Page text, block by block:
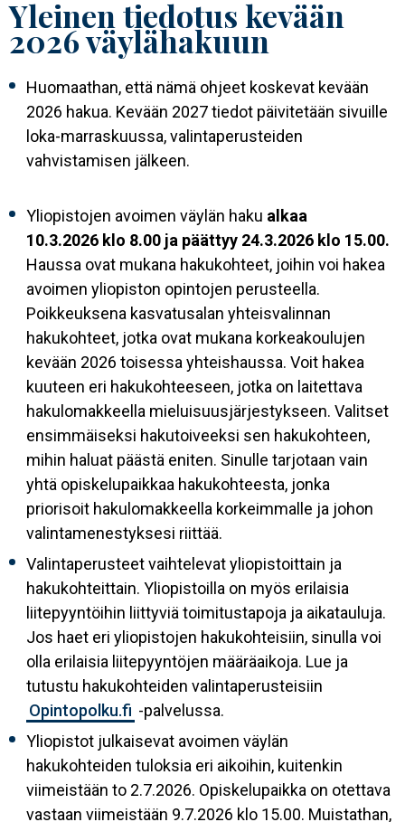
Yleinen tiedotus kevään
2026 väylähakuun
Huomaathan, että nämä ohjeet koskevat kevään
2026 hakua. Kevään 2027 tiedot päivitetään sivuille
loka-marraskuussa, valintaperusteiden
vahvistamisen jälkeen.
Yliopistojen avoimen väylän haku alkaa
10.3.2026 klo 8.00 ja päättyy 24.3.2026 klo 15.00.
Haussa ovat mukana hakukohteet, joihin voi hakea
avoimen yliopiston opintojen perusteella.
Poikkeuksena kasvatusalan yhteisvalinnan
hakukohteet, jotka ovat mukana korkeakoulujen
kevään 2026 toisessa yhteishaussa. Voit hakea
kuuteen eri hakukohteeseen, jotka on laitettava
hakulomakkeella mieluisuusjärjestykseen. Valitset
ensimmäiseksi hakutoiveeksi sen hakukohteen,
mihin haluat päästä eniten. Sinulle tarjotaan vain
yhtä opiskelupaikkaa hakukohteesta, jonka
priorisoit hakulomakkeella korkeimmalle ja johon
valintamenestyksesi riittää.
Valintaperusteet vaihtelevat yliopistoittain ja
hakukohteittain. Yliopistoilla on myös erilaisia
liitepyyntöihin liittyviä toimitustapoja ja aikatauluja.
Jos haet eri yliopistojen hakukohteisiin, sinulla voi
olla erilaisia liitepyyntöjen määräaikoja. Lue ja
tutustu hakukohteiden valintaperusteisiin
Opintopolku.fi -palvelussa.
Yliopistot julkaisevat avoimen väylän
hakukohteiden tuloksia eri aikoihin, kuitenkin
viimeistään to 2.7.2026. Opiskelupaikka on otettava
vastaan viimeistään 9.7.2026 klo 15.00. Muistathan,